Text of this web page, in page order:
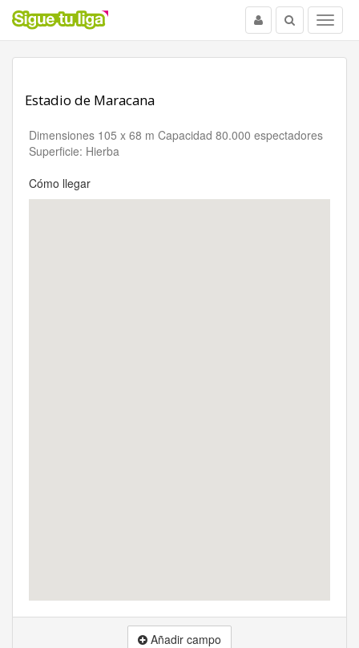
Menu
Buscar
Usuario
Estadio de Maracana
Dimensiones 105 x 68 m Capacidad 80.000 espectadores
Superficie: Hierba
Cómo llegar
Añadir campo